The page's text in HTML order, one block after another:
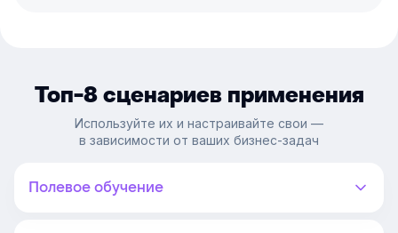
Топ-8 сценариев применения
Используйте их и настраивайте свои —
в зависимости от ваших бизнес-задач
Полевое обучение